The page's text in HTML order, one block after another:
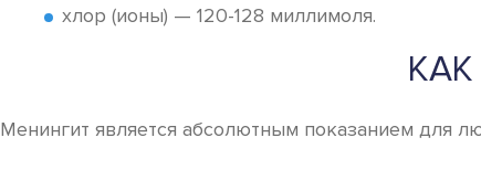
хлор (ионы) — 120-128 миллимоля.
Менингит является абсолютным показанием для